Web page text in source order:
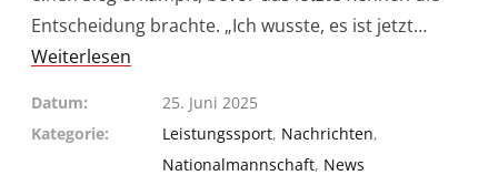
Entscheidung brachte. „Ich wusste, es ist jetzt…
Weiterlesen
Datum
25. Juni 2025
Kategorie
Leistungssport, Nachrichten,
Nationalmannschaft, News